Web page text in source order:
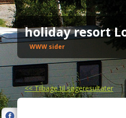
holiday resort
WWW sider
<<Tilbage til søgeresultater